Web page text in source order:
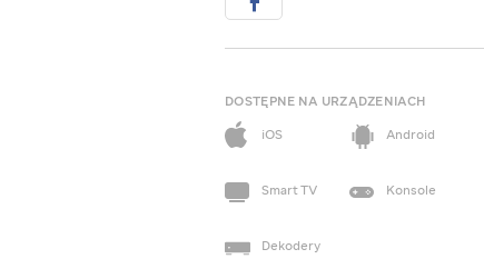
DOSTĘPNE NA URZĄDZENIACH
iOS
Android
Smart TV Konsole
Dekodery